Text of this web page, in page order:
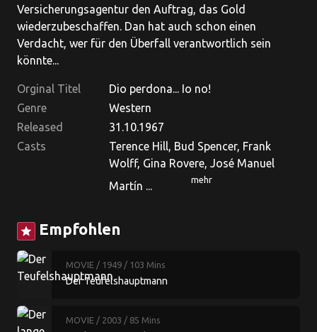
Versicherungsagentur den Auftrag, das Gold
wiederzubeschaffen. Dan hat auch schon einen
Verdacht, wer für den Überfall verantwortlich sein
könnte...
Orginal Titel
Dio perdona... Io no!
Genre
Western
Released
31.10.1967
Casts
Terence Hill, Bud Spencer, Frank
Wolff, Gina Rovere, José Manuel
Martín ...
mehr
star Empfohlen
MOVIE / 1949 / 103 Mins
Der Teufelshauptmann
MOVIE / 2003 / 85 Mins